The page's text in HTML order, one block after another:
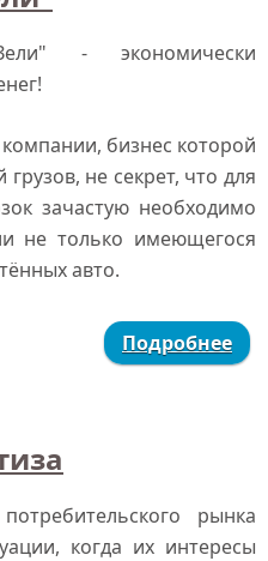
- экономически
бизнес которой
не секрет, что для
зачастую необходимо
не только имеющегося
авто.
Подробнее
рынка
когда их интересы